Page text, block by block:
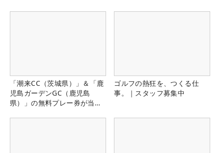
「潮来CC（茨城県）」＆「鹿
児島ガーデンGC（鹿児島
県）」の無料プレー券が当た
ゴルフの熱狂を、つくる仕
事。｜スタッフ募集中